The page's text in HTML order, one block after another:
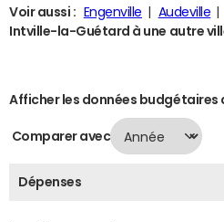
Voir aussi : Engenville Audeville
Intville-la-Guétard à une autre
Afficher les données budgétaires
Comparer avec
Dépenses